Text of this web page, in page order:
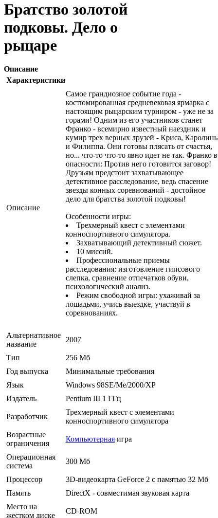
Братство золотой
подковы. Дело о
рыцаре
Описание
Характеристики
Описание
Самое грандиозное событие года -
костюмированная средневековая ярмарка с
настоящим рыцарским турниром - уже не за
горами! Одним из его участников станет
Франко - всемирно известный наездник и
кумир трех верных лрузей - Криса,
и Филиппа. Они готовы плясать от счастья,
но... что-то что-то явно идет не так. Франко в
опасности: Против него готовится заговор!
Друзьям предстоит захватывающее
детективное расследование, ведь спасение
звезды конных соревнований - достойное
дело для братства золотой подковы!
Особенности игры:
Трехмерный квест с элементами
конноспортивного симулятора.
Захватывающий детективный сюжет.
10 миссий.
Профессиональные приемы
расследования: изготовление гипсового
слепка, сравнение отпечатков обуви,
психологический анализ.
Режим свободной игры: ухаживай за
лошадьми, учись выездке, участвуй в
соревнованиях.
Альтернативное
название
2007
Тип
256 Мб
Год выпуска
Минимальные требования
Язык
Windows 98SE/Me/2000/XP
Издатель
Pentium III 1 ГГц
Разработчик
Трехмерный квест с элементами
конноспортивного симулятора
Возрастные
ограничения
Компьютерная игра
Операционная
система
300 Мб
Процессор
3D-видеокарта GeForce 2 с памятью 32 Мб
Память
DirectX - совместимая звуковая карта
Место на
жестком диске
CD-ROM